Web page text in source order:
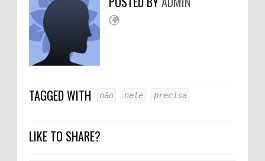
TAGGED WITH não nele precisa
LIKE TO SHARE?